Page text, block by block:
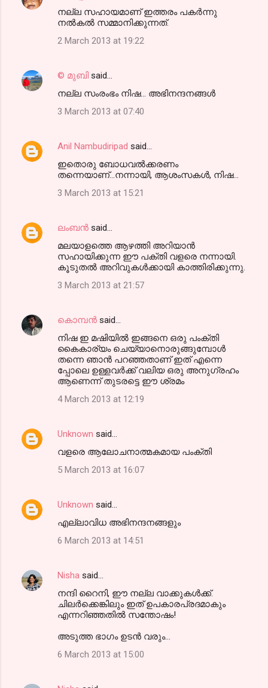
നല്ല സഹായമാണ് ഇത്തരം പകര്‍ന്നു
നല്‍കല്‍ സമ്മാനിക്കുന്നത്.
2 March 2013 at 19:22
© മുബി said…
നല്ല സംരംഭം നിഷ... അഭിനന്ദനങ്ങള്‍
3 March 2013 at 07:40
Anil Nambudiripad said…
ഇതൊരു ബോധവല്‍ക്കരണം
തന്നെയാണ്...നന്നായി, ആശംസകള്‍, നിഷ...
3 March 2013 at 15:21
ലംബൻ said…
മലയാളത്തെ ആഴത്തി അറിയാന്‍
സഹായിക്കുന്ന ഈ പക്തി വളരെ നന്നായി.
കൂടുതല്‍ അറിവുകള്‍ക്കായി കാത്തിരിക്കുന്നു.
3 March 2013 at 21:57
കൊമ്പന്‍ said…
നിഷ ഇ മഷിയില്‍ ഇങ്ങനെ ഒരു പംക്തി
കൈകാര്യം ചെയ്യാനൊരുങ്ങുമ്പോള്‍
തന്നെ ഞാന്‍ പറഞ്ഞതാണ് ഇത് എന്നെ
പ്പോലെ ഉള്ളവര്‍ക്ക് വലിയ ഒരു അനുഗ്രഹം
ആണെന്ന് തുടരട്ടെ ഈ ശ്രമം
4 March 2013 at 12:19
Unknown said…
വളരെ ആലോചനാത്മകമായ പംക്തി
5 March 2013 at 16:07
Unknown said…
എല്ലാവിധ അഭിനന്ദനങ്ങളും
6 March 2013 at 14:51
Nisha said…
നന്ദി റൈനി, ഈ നല്ല വാക്കുകള്‍ക്ക്.
ചിലര്‍ക്കെങ്കിലും ഇത് ഉപകാരപ്രദമാകും
എന്നറിഞ്ഞതില്‍ സന്തോഷം!
അടുത്ത ഭാഗം ഉടന്‍ വരും...
6 March 2013 at 15:00